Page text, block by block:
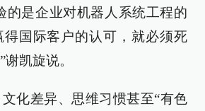
的是企业对机器人系统工程的
得国际客户的认可，就必须死
凯旋说。
化差异、思维习惯甚至“有色